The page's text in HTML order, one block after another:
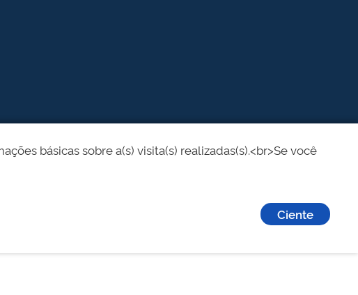
básicas sobre a(s) visita(s) realizadas(s).<br>Se você
Ciente